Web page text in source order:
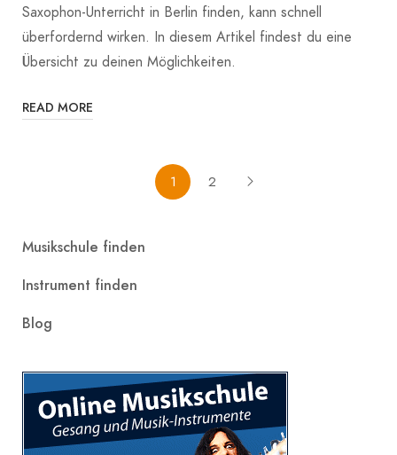
Saxophon-Unterricht in Berlin finden, kann schnell
überfordernd wirken. In diesem Artikel findest du eine
Übersicht zu deinen Möglichkeiten.
READ MORE
1 2
Musikschule finden
Instrument finden
Blog